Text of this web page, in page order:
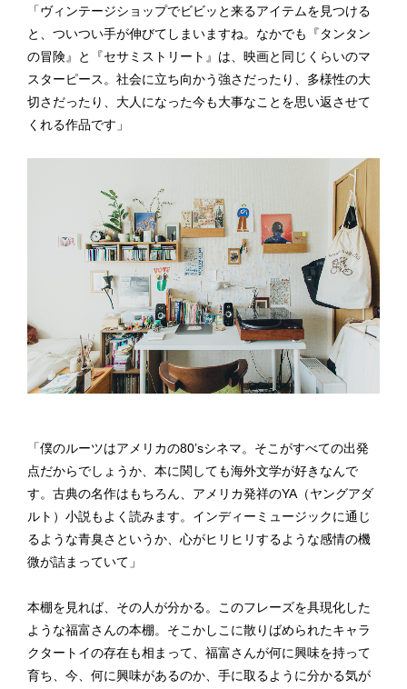
「ヴィンテージショップでビビッと来るアイテムを見つける
と、ついつい手が伸びてしまいますね。なかでも『タンタン
の冒険』と『セサミストリート』は、映画と同じくらいのマ
スターピース。社会に立ち向かう強さだったり、多様性の大
切さだったり、大人になった今も大事なことを思い返させて
くれる作品です」
「僕のルーツはアメリカの80’sシネマ。そこがすべての出発
点だからでしょうか、本に関しても海外文学が好きなんで
す。古典の名作はもちろん、アメリカ発祥のYA（ヤングアダ
ルト）小説もよく読みます。インディーミュージックに通じ
るような青臭さというか、心がヒリヒリするような感情の機
微が詰まっていて」
本棚を見れば、その人が分かる。このフレーズを具現化した
ような福富さんの本棚。そこかしこに散りばめられたキャラ
クタートイの存在も相まって、福富さんが何に興味を持って
育ち、今、何に興味があるのか、手に取るように分かる気が